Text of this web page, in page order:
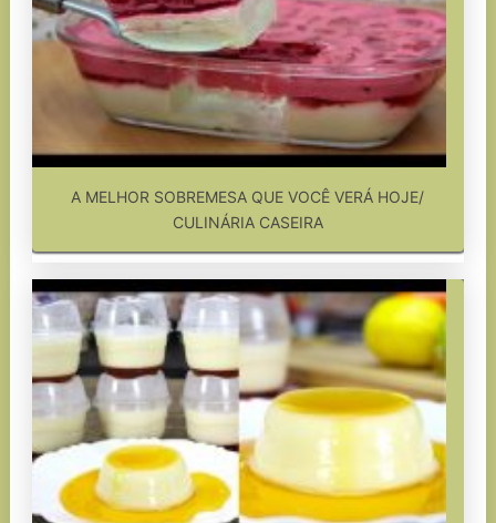
A MELHOR SOBREMESA QUE VOCÊ VERÁ HOJE/
CULINÁRIA CASEIRA